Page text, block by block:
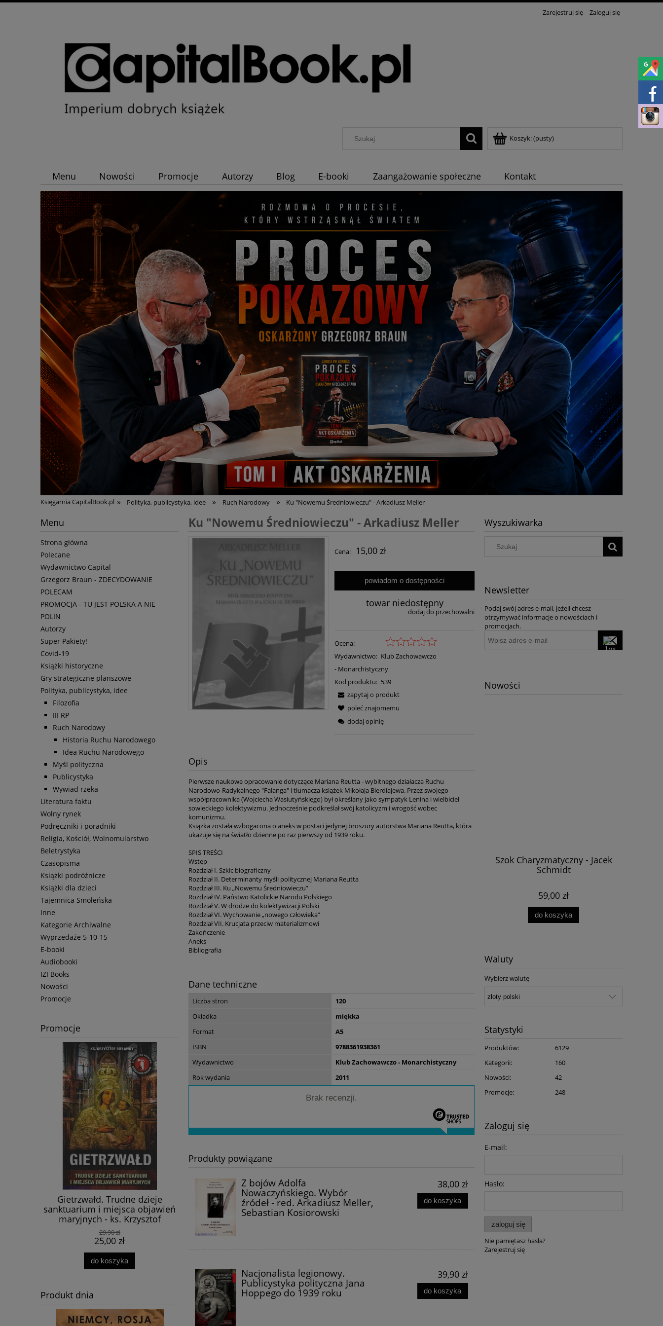
Zarejestruj się Zaloguj się
Koszyk:(pusty)
Menu Nowości Promocje Autorzy Blog E-booki Zaangażowanie społeczne Kontakt
Księgarnia CapitalBook.pl » Polityka, publicystyka, idee » Ruch Narodowy » Ku "Nowemu Średniowieczu" - Arkadiusz Meller
Menu
Strona główna
Polecane
Wydawnictwo Capital
Grzegorz Braun - ZDECYDOWANIE
POLECAM
PROMOCJA - TU JEST POLSKA A NIE
POLIN
Autorzy
Super Pakiety!
Covid-19
Książki historyczne
Gry strategiczne planszowe
Polityka, publicystyka, idee
Filozofia
III RP
Ruch Narodowy
Historia Ruchu Narodowego
Idea Ruchu Narodowego
Myśl polityczna
Publicystyka
Wywiad rzeka
Literatura faktu
Wolny rynek
Podręczniki i poradniki
Religia, Kościół, Wolnomularstwo
Beletrystyka
Czasopisma
Książki podróżnicze
Książki dla dzieci
Tajemnica Smoleńska
Inne
Kategorie Archiwalne
Wyprzedaże 5-10-15
E-booki
Audiobooki
IZI Books
Nowości
Promocje
Promocje
Gietrzwałd. Trudne dzieje
sanktuarium i miejsca objawień
maryjnych - ks. Krzysztof
Bielawny
29,90 zł
25,00 zł
do koszyka
[E-book] Sztuka wojny. Traktat -
Piotr Plebaniak
Talmud o gojach - Ks. Dr
Stanisław Trzeciak
NIEBEZPIECZNE ZWIĄZKI RAFAŁA
TRZASKOWSKIEGO - Wojciech
Sumliński
59,90 zł
44,90 zł
Produkt dnia
Ku "Nowemu Średniowieczu" - Arkadiusz Meller
Cena: 15,00 zł
powiadom o dostępności
towar niedostępny
dodaj do przechowalni
Ocena:
Wydawnictwo: Klub Zachowawczo
- Monarchistyczny
Kod produktu: 539
zapytaj o produkt
poleć znajomemu
dodaj opinię
Opis
Pierwsze naukowe opracowanie dotyczące Mariana Reutta - wybitnego działacza Ruchu
Narodowo-Radykalnego "Falanga" i tłumacza książek Mikołaja Bierdiajewa. Przez swojego
współpracownika (Wojciecha Wasiutyńskiego) był określany jako sympatyk Lenina i wielbiciel
sowieckiego kolektywizmu. Jednocześnie podkreślał swój katolicyzm i wrogość wobec
komunizmu.
Książka została wzbogacona o aneks w postaci jedynej broszury autorstwa Mariana Reutta, która
ukazuje się na światło dzienne po raz pierwszy od 1939 roku.
SPIS TREŚCI
Wstęp
Rozdział I. Szkic biograficzny
Rozdział II. Determinanty myśli politycznej Mariana Reutta
Rozdział III. Ku „Nowemu Średniowieczu”
Rozdział IV. Państwo Katolickie Narodu Polskiego
Rozdział V. W drodze do kolektywizacji Polski
Rozdział VI. Wychowanie „nowego człowieka”
Rozdział VII. Krucjata przeciw materializmowi
Zakończenie
Aneks
Bibliografia
Dane techniczne
Liczba stron
120
Okładka
miękka
Format
A5
ISBN
9788361938361
Wydawnictwo
Klub Zachowawczo - Monarchistyczny
Rok wydania
2011
Brak recenzji.
Produkty powiązane
Z bojów Adolfa
Nowaczyńskiego. Wybór
źródeł - red. Arkadiusz Meller,
Sebastian Kosiorowski
38,00 zł
do koszyka
Nacjonalista legionowy.
Publicystyka polityczna Jana
Hoppego do 1939 roku
39,90 zł
do koszyka
Wyszukiwarka
Newsletter
Podaj swój adres e-mail, jeżeli chcesz
otrzymywać informacje o nowościach i
promocjach.
Nowości
Szok Charyzmatyczny - Jacek
Schmidt
59,00 zł
do koszyka
Waluty
Wybierz walutę
Statystyki
Produktów:
6129
Kategorii:
160
Nowości:
42
Promocje:
248
Zaloguj się
E-mail:
Hasło:
zaloguj się
Nie pamiętasz hasła?
Zarejestruj się